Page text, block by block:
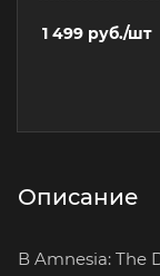
1 499 руб./шт
Описание
В Amnesia: The